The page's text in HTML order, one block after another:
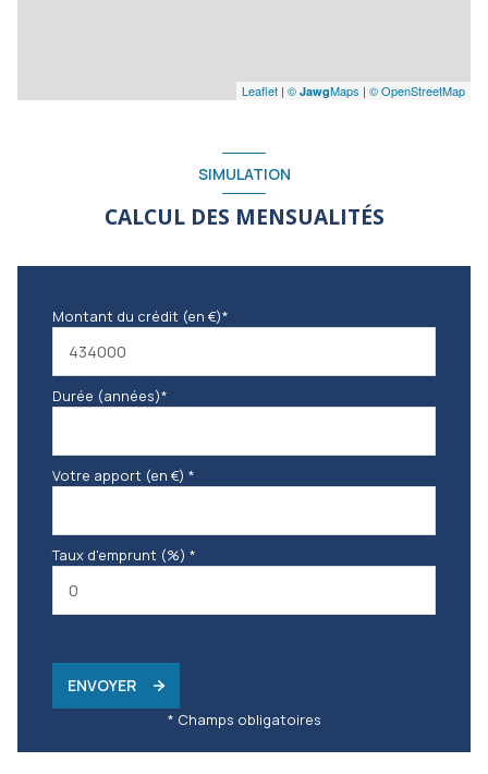
Leaflet | © JawgMaps | © OpenStreetMap
SIMULATION
CALCUL DES MENSUALITÉS
Montant du crédit (en €)*
Durée (années)*
Votre apport (en €) *
Taux d'emprunt (%) *
ENVOYER
* Champs obligatoires